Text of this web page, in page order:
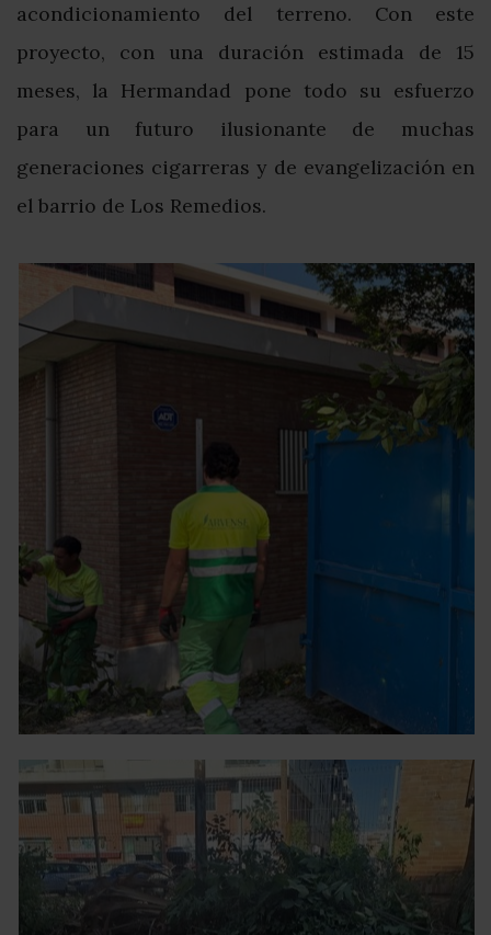
acondicionamiento del terreno. Con este
proyecto, con una duración estimada de 15
meses, la Hermandad pone todo su esfuerzo
para un futuro ilusionante de muchas
generaciones cigarreras y de evangelización en
el barrio de Los Remedios.